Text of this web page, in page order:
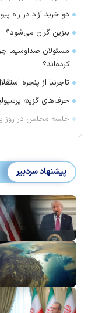
دو خرید آزاد در راه
بنزین گران می‌شود؟
مسئولان صداوسیما
کرده‌اند؟
تاجرنیا از پنجره
حرف‌های گزینه
جلسه مجلس در روز
پیشنهاد سردبیر